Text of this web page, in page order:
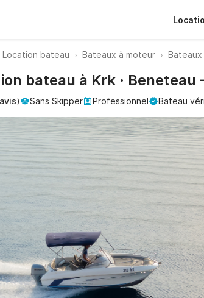
Location bateau Bateaux à moteur Bateaux
bateau à Krk ·
) Sans Skipper Professionnel Bateau